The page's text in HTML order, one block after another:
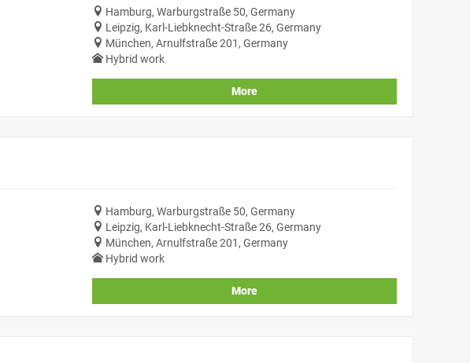
Hamburg, Warburgstraße 50, Germany
Leipzig, Karl-Liebknecht-Straße 26, Germany
München, Arnulfstraße 201, Germany
Hybrid work
More
Hamburg, Warburgstraße 50, Germany
Leipzig, Karl-Liebknecht-Straße 26, Germany
München, Arnulfstraße 201, Germany
Hybrid work
More